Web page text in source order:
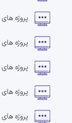
پروژه های
پروژه های
پروژه های
پروژه های
پروژه های